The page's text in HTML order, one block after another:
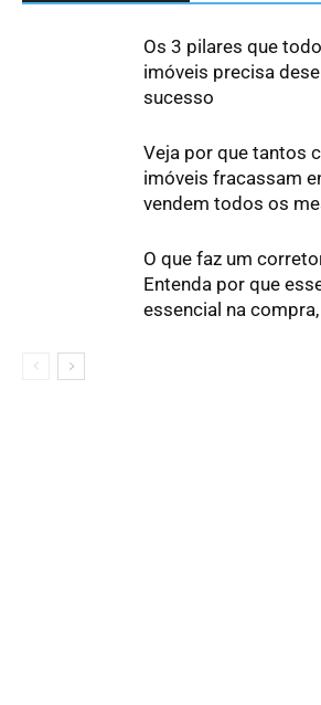
Os 3 pilares que
imóveis precisa
sucesso
Veja por que tantos
imóveis fracassam
vendem todos os
O que faz um
Entenda por que
essencial na